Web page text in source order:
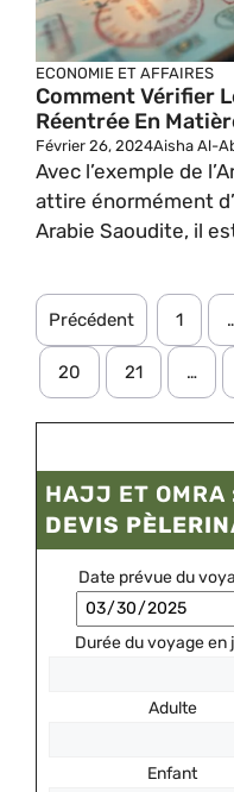
ECONOMIE ET AFFAIRES
Comment Vérifier
Réentrée En
Février 26, 2024Aisha Al-
Avec l’exemple de
attire énormément
Arabie Saoudite, il
Précédent 1
20 21 …
HAJJ ET OMRA
DEVIS
Date prévue du
Durée du voyage en
Adulte
Enfant